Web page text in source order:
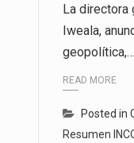
La directora
Iweala,
geopolítica,…
READ MORE
Posted in
Resumen